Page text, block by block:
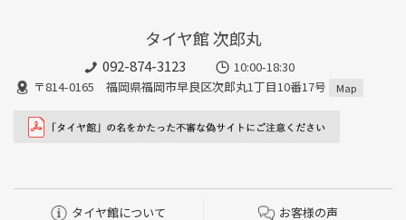
タイヤ館 次郎丸
092-874-3123
10:00-18:30
〒814-0165 福岡県福岡市早良区次郎丸1丁目10番17号
Map
タイヤ館について お客様の声